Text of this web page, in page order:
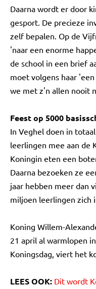
Daarna wordt er door
gesport. De precieze
zelf bepalen. Op de
'naar een enorme
de school in een brief
moet volgens haar
we met z'n allen nooit
Feest op 5000
In Veghel doen in
leerlingen mee aan de
Koningin eten een
Daarna bezoeken ze
jaar hebben meer dan
miljoen leerlingen zich
Koning Willem-
21 april al warmlopen
Koningsdag, viert het
LEES OOK: Dit wordt